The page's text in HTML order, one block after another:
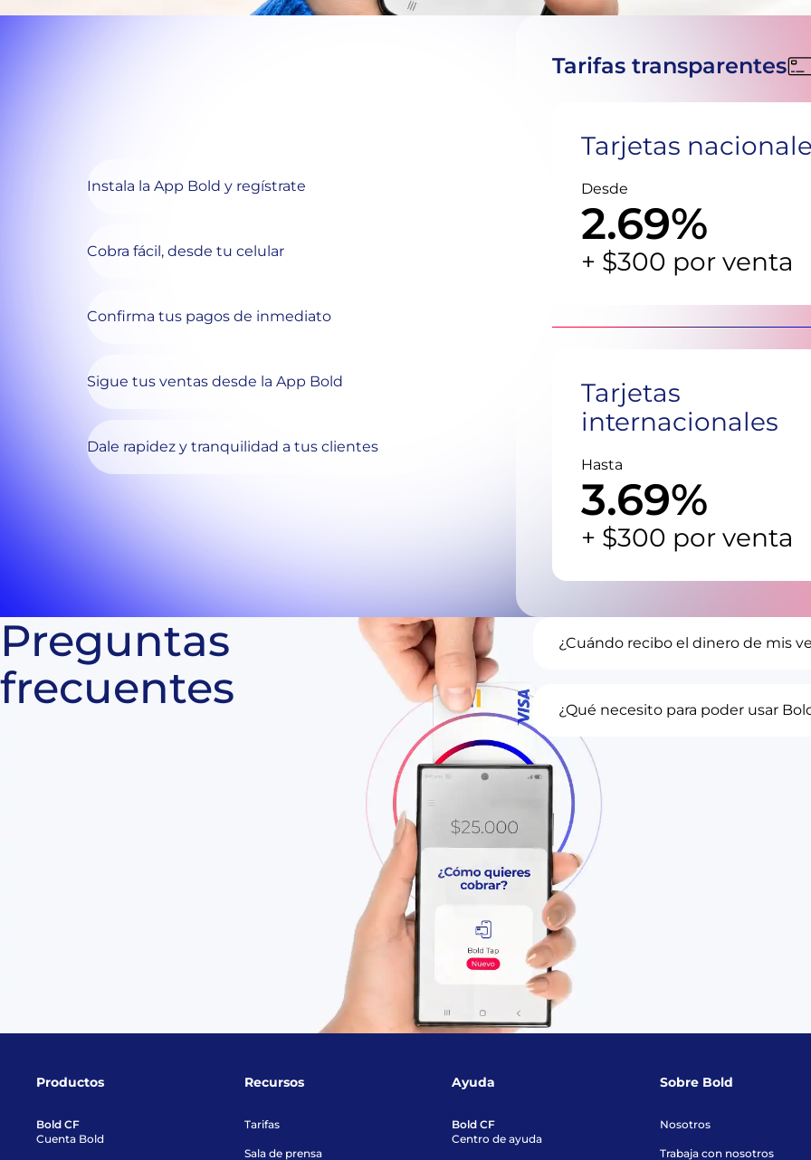
Instala la App Bold y regístrate
Cobra fácil, desde tu celular
Confirma tus pagos de inmediato
Sigue tus ventas desde la App Bold
Dale rapidez y tranquilidad a tus clientes
Tarifas transparentes
Tarjetas
Desde
2.69%
+ $300 por venta
Tarjetas
internacionales
Hasta
3.69%
+ $300 por venta
Preguntas
frecuentes
¿Cuándo recibo el dinero de mis
festivos, o al siguiente día habíl.
¿Qué necesito para poder usar
Para activar cobros desde tu
Android con tecnología NFC,
y estar registrado. Si ya cumples
contactando para que seas uno
Bold Tap.
Productos
Bold CF
Cuenta Bold
Recursos
Tarifas
Sala de prensa
Ayuda
Bold CF
Centro de ayuda
Sobre Bold
Nosotros
Trabaja con nosotros